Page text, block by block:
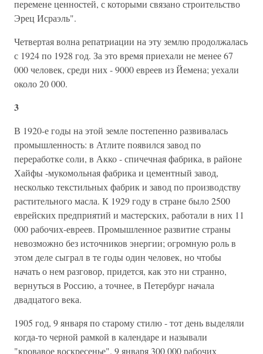
перемене ценностей, с которыми связано строительство
Эрец Исраэль".
Четвертая волна репатриации на эту землю продолжалась
с 1924 по 1928 год. За это время приехали не менее 67
000 человек, среди них - 9000 евреев из Йемена; уехали
около 20 000.
3
В 1920-е годы на этой земле постепенно развивалась
промышленность: в Атлите появился завод по
переработке соли, в Акко - спичечная фабрика, в районе
Хайфы -мукомольная фабрика и цементный завод,
несколько текстильных фабрик и завод по производству
растительного масла. К 1929 году в стране было 2500
еврейских предприятий и мастерских, работали в них 11
000 рабочих-евреев. Промышленное развитие страны
невозможно без источников энергии; огромную роль в
этом деле сыграл в те годы один человек, но чтобы
начать о нем разговор, придется, как это ни странно,
вернуться в Россию, а точнее, в Петербург начала
двадцатого века.
1905 год, 9 января по старому стилю - тот день выделяли
когда-то черной рамкой в календаре и называли
"кровавое воскресенье". 9 января 300 000 рабочих